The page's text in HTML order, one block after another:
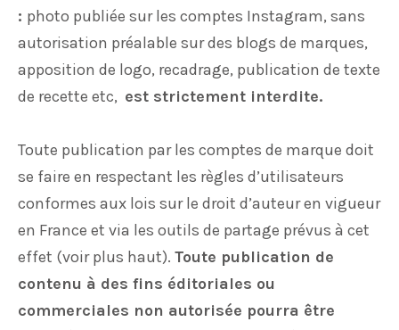
: photo publiée sur les comptes Instagram, sans
autorisation préalable sur des blogs de marques,
apposition de logo, recadrage, publication de texte
de recette etc, est strictement interdite.
Toute publication par les comptes de marque doit
se faire en respectant les règles d’utilisateurs
conformes aux lois sur le droit d’auteur en vigueur
en France et via les outils de partage prévus à cet
effet (voir plus haut). Toute publication de
contenu à des fins éditoriales ou
commerciales non autorisée pourra être